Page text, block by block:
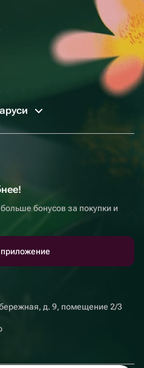
бонусов за покупки и
приложение
д. 9, помещение 2/3